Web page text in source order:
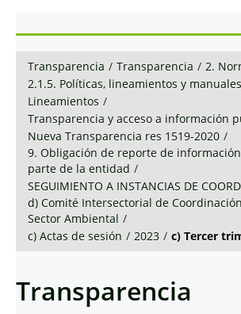
Transparencia / Transparencia / 2.
2.1.5. Políticas, lineamientos y manuales
Lineamientos /
Transparencia y acceso a información
Nueva Transparencia res 1519-2020 /
9. Obligación de reporte de
parte de la entidad /
SEGUIMIENTO A INSTANCIAS DE
d) Comité Intersectorial de
Sector Ambiental /
c) Actas de sesión / 2023 / c) Tercer
Transparencia